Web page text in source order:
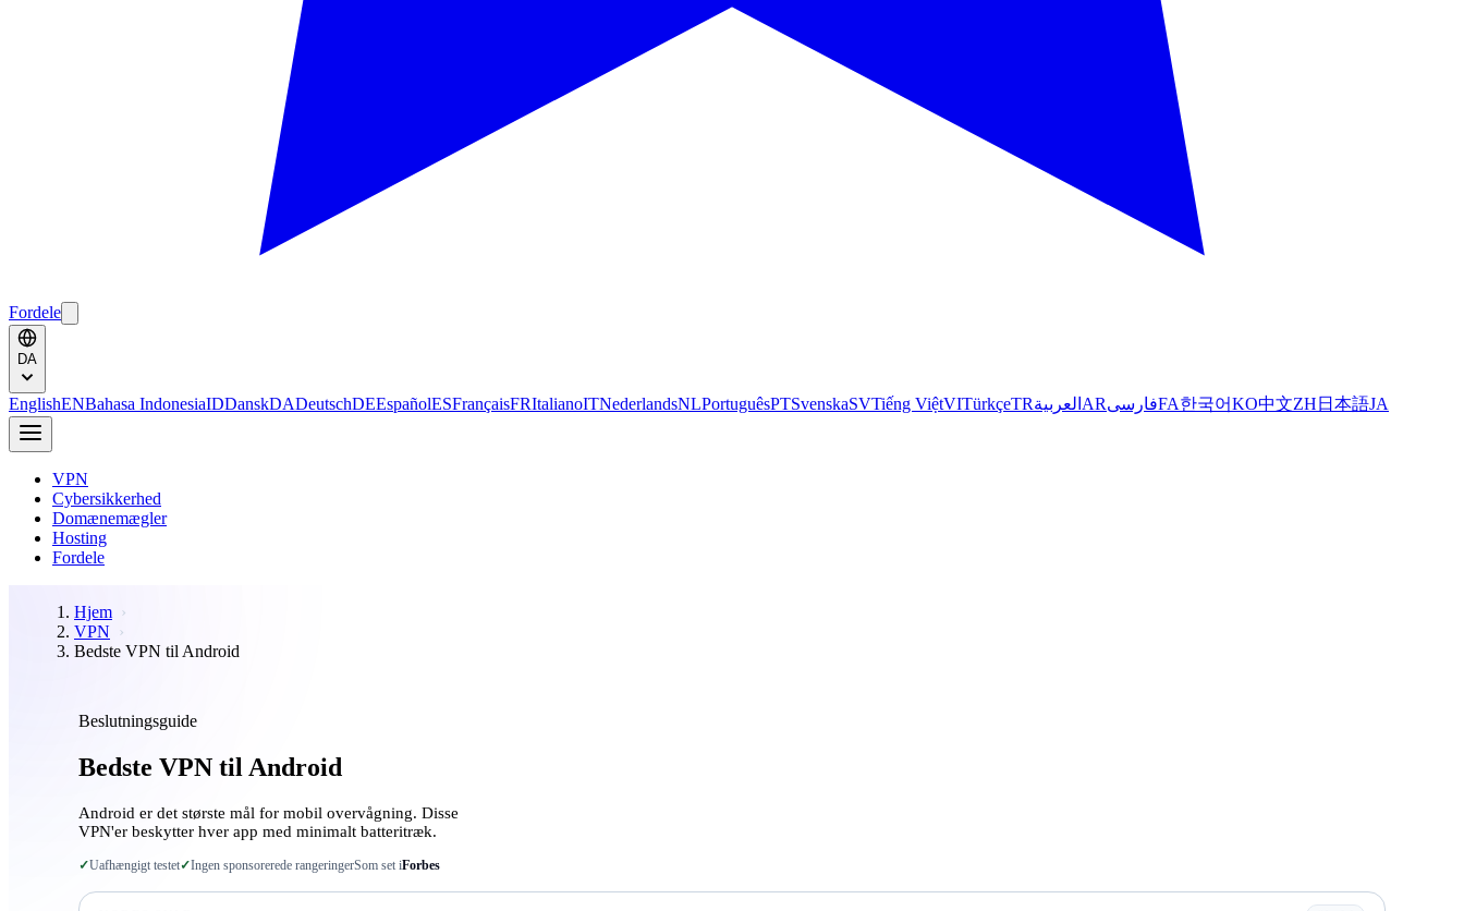
Fordele
DA
EnglishENBahasa IndonesiaIDDanskDADeutschDEEspañolESFrançaisFRItalianoITNederlandsNLPortuguêsPTSvenskaSVTiếng ViệtVITürkçeTRالعربية ARفارسیFA한국어KO中文ZH 日本語JA
VPN
Cybersikkerhed
Domænemægler
Hosting
Fordele
Hjem
VPN
Bedste VPN til Android
Beslutningsguide
Bedste VPN til Android
Android er det største mål for mobil overvågning. Disse
VPN'er beskytter hver app med minimalt batteritræk.
✓Uafhængigt testet✓Ingen sponsorerede rangeringerSom set iForbes